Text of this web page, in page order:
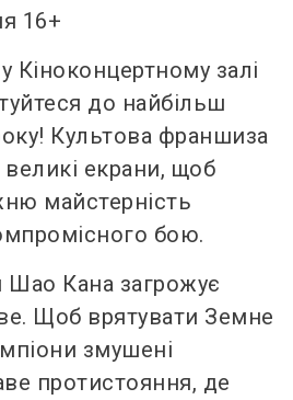
16+
Кіноконцертному залі
до найбільш
Культова франшиза
екрани, щоб
майстерність
бою.
Шао Кана загрожує
Щоб врятувати Земне
змушені
протистояння, де